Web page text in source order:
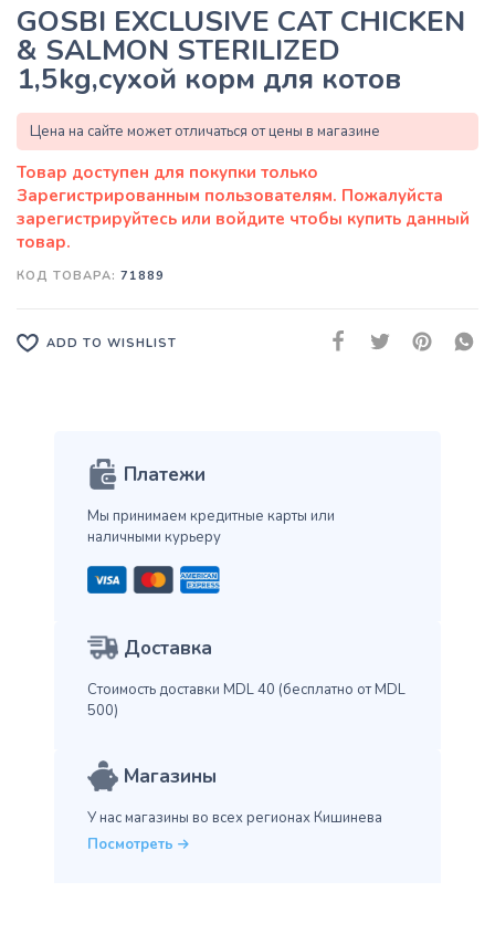
GOSBI EXCLUSIVE CAT CHICKEN
& SALMON STERILIZED
1,5kg,сухой корм для котов
Цена на сайте может отличаться от цены в магазине
КОД ТОВАРА: 71889
ADD TO WISHLIST
Платежи
Мы принимаем кредитные карты или
наличными курьеру
Доставка
Стоимость доставки MDL 40 (бесплатно от MDL
500)
Магазины
У нас магазины во всех регионах Кишинева
Посмотреть